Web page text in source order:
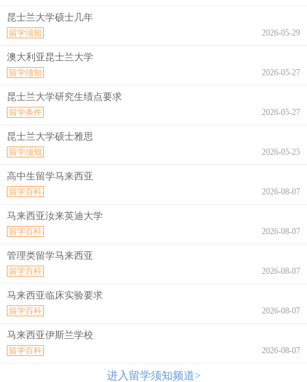
昆士兰大学硕士几年
2026-05-29
留学须知
澳大利亚昆士兰大学
2026-05-27
留学须知
昆士兰大学研究生绩点要求
2026-05-27
留学条件
昆士兰大学硕士雅思
2026-05-25
留学须知
高中生留学马来西亚
2026-08-07
留学百科
马来西亚汝来英迪大学
2026-08-07
留学百科
管理类留学马来西亚
2026-08-07
留学百科
马来西亚临床实验要求
2026-08-07
留学百科
马来西亚伊斯兰学校
2026-08-07
留学百科
进入留学须知频道>